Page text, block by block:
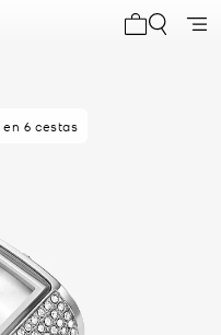
en 6 cestas